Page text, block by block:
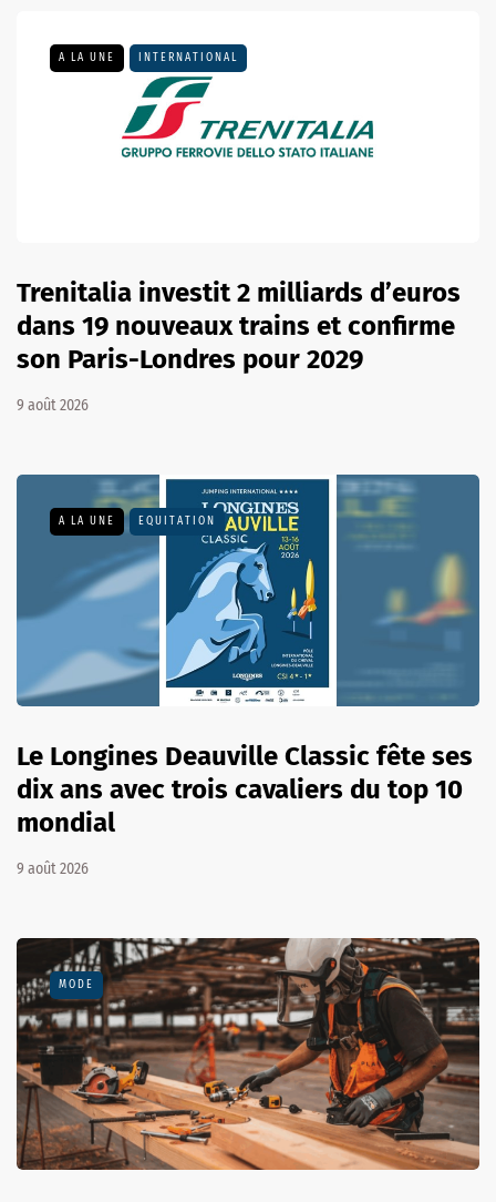
A LA UNE INTERNATIONAL
Trenitalia investit 2 milliards d’euros
dans 19 nouveaux trains et confirme
son Paris-Londres pour 2029
9 août 2026
A LA UNE EQUITATION
Le Longines Deauville Classic fête ses
dix ans avec trois cavaliers du top 10
mondial
9 août 2026
MODE